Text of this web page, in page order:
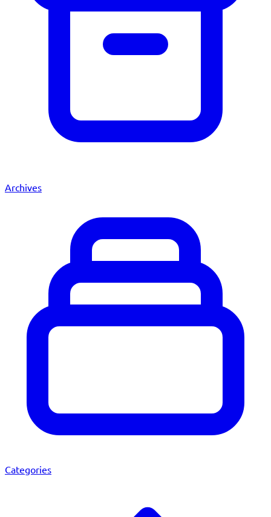
Archives
Categories